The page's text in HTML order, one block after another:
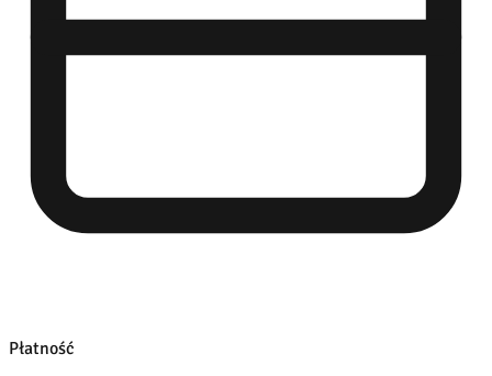
Płatność